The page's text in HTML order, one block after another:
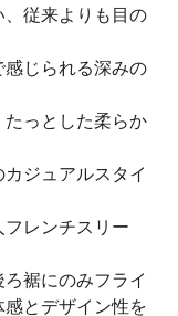
従来よりも目の
じられる深みの
たっとした柔らか
ジュアルスタイ
レンチスリー
裾にのみフライ
とデザイン性を